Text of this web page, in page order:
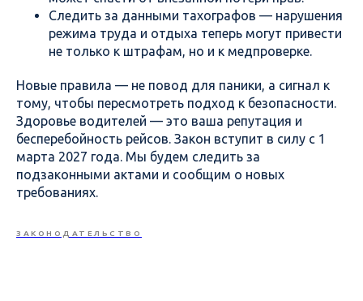
Следить за данными тахографов — нарушения
режима труда и отдыха теперь могут привести
не только к штрафам, но и к медпроверке.
Новые правила — не повод для паники, а сигнал к
тому, чтобы пересмотреть подход к безопасности.
Здоровье водителей — это ваша репутация и
бесперебойность рейсов. Закон вступит в силу с 1
марта 2027 года. Мы будем следить за
подзаконными актами и сообщим о новых
требованиях.
ЗАКОНОДАТЕЛЬСТВО